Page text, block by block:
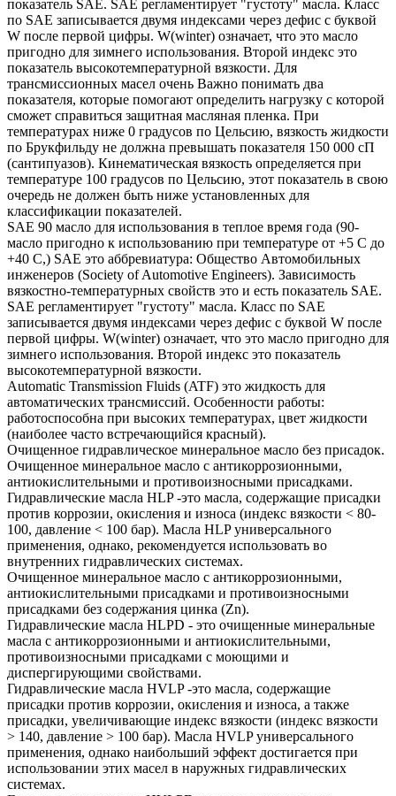
показатель SAE. SAE регламентирует "густоту" масла. Класс
по SAE записывается двумя индексами через дефис с буквой
W после первой цифры. W(winter) означает, что это масло
пригодно для зимнего использования. Второй индекс это
показатель высокотемпературной вязкости. Для
трансмиссионных масел очень Важно понимать два
показателя, которые помогают определить нагрузку с которой
сможет справиться защитная масляная пленка. При
температурах ниже 0 градусов по Цельсию, вязкость жидкости
по Брукфильду не должна превышать показателя 150 000 сП
(сантипуазов). Кинематическая вязкость определяется при
температуре 100 градусов по Цельсию, этот показатель в свою
очередь не должен быть ниже установленных для
классификации показателей.
SAE 90 масло для использования в теплое время года (90-
масло пригодно к использованию при температуре от +5 С до
+40 С,) SAE это аббревиатура: Общество Автомобильных
инженеров (Society of Automotive Engineers). Зависимость
вязкостно-температурных свойств это и есть показатель SAE.
SAE регламентирует "густоту" масла. Класс по SAE
записывается двумя индексами через дефис с буквой W после
первой цифры. W(winter) означает, что это масло пригодно для
зимнего использования. Второй индекс это показатель
высокотемпературной вязкости.
Automatic Transmission Fluids (ATF) это жидкость для
автоматических трансмиссий. Особенности работы:
работоспособна при высоких температурах, цвет жидкости
(наиболее часто встречающийся красный).
Очищенное гидравлическое минеральное масло без присадок.
Очищенное минеральное масло с антикоррозионными,
антиокислительными и противоизносными присадками.
Гидравлические масла HLP -это масла, содержащие присадки
против коррозии, окисления и износа (индекс вязкости < 80-
100, давление < 100 бар). Масла HLP универсального
применения, однако, рекомендуется использовать во
внутренних гидравлических системах.
Очищенное минеральное масло с антикоррозионными,
антиокислительными присадками и противоизносными
присадками без содержания цинка (Zn).
Гидравлические масла HLPD - это очищенные минеральные
масла с антикоррозионными и антиокислительными,
противоизносными присадками с моющими и
диспергирующими свойствами.
Гидравлические масла HVLP -это масла, содержащие
присадки против коррозии, окисления и износа, а также
присадки, увеличивающие индекс вязкости (индекс вязкости
> 140, давление > 100 бар). Масла HVLP универсального
применения, однако наибольший эффект достигается при
использовании этих масел в наружных гидравлических
системах.